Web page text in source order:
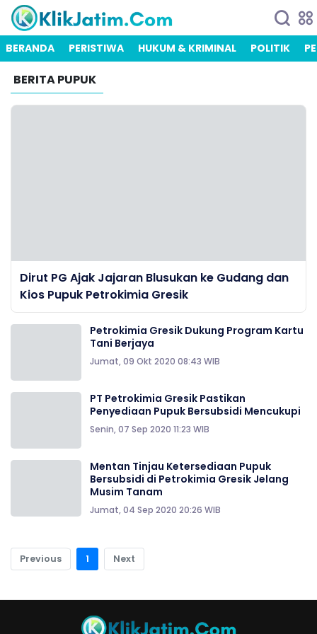
BERANDA PERISTIWA HUKUM & KRIMINAL POLITIK
BERITA PUPUK
Dirut PG Ajak Jajaran Blusukan ke Gudang dan
Kios Pupuk Petrokimia Gresik
Petrokimia Gresik Dukung Program Kartu
Tani Berjaya
Jumat, 09 Okt 2020 08:43 WIB
PT Petrokimia Gresik Pastikan
Penyediaan Pupuk Bersubsidi Mencukupi
Senin, 07 Sep 2020 11:23 WIB
Mentan Tinjau Ketersediaan Pupuk
Bersubsidi di Petrokimia Gresik Jelang
Musim Tanam
Jumat, 04 Sep 2020 20:26 WIB
Previous 1 Next